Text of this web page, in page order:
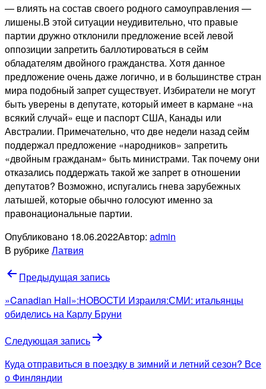
— влиять на состав своего родного самоуправления —
лишены.В этой ситуации неудивительно, что правые
партии дружно отклонили предложение всей левой
оппозиции запретить баллотироваться в сейм
обладателям двойного гражданства. Хотя данное
предложение очень даже логично, и в большинстве стран
мира подобный запрет существует. Избиратели не могут
быть уверены в депутате, который имеет в кармане «на
всякий случай» еще и паспорт США, Канады или
Австралии. Примечательно, что две недели назад сейм
поддержал предложение «народников» запретить
«двойным гражданам» быть министрами. Так почему они
отказались поддержать такой же запрет в отношении
депутатов? Возможно, испугались гнева зарубежных
латышей, которые обычно голосуют именно за
правонациональные партии.
Опубликовано 18.06.2022Автор: admin
В рубрикеЛатвия
Навигация
по
записям
Предыдущая запись
»Canadian Hall»:НОВОСТИ Израиля:СМИ: итальянцы
обиделись на Карлу Бруни
Следующая запись
Куда отправиться в поездку в зимний и летний сезон? Все
о Финляндии